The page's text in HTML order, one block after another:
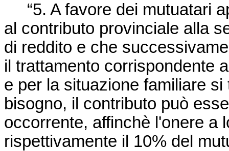
“5. A favore dei mutuatari
al contributo provinciale alla
di reddito e che
il trattamento corrispondente
e per la situazione familiare
bisogno, il contributo può
occorrente, affinchè l'onere a
rispettivamente il 10% del